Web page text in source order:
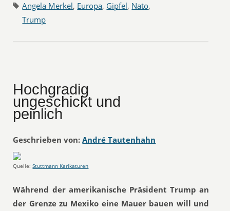
Angela Merkel, Europa, Gipfel, Nato,
Trump
Hochgradig
ungeschickt und
peinlich
Geschrieben von: André Tautenhahn
Quelle:Stuttmann Karikaturen
Während der amerikanische Präsident Trump an
der Grenze zu Mexiko eine Mauer bauen will und